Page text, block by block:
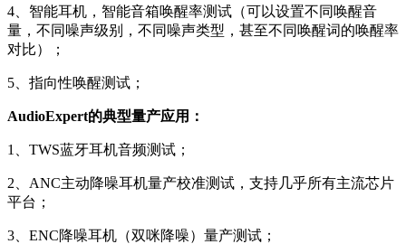
4、智能耳机，智能音箱唤醒率测试（可以设置不同唤醒音
量，不同噪声级别，不同噪声类型，甚至不同唤醒词的唤醒率
对比）；
5、指向性唤醒测试；
AudioExpert的典型量产应用：
1、TWS蓝牙耳机音频测试；
2、ANC主动降噪耳机量产校准测试，支持几乎所有主流芯片
平台；
3、ENC降噪耳机（双咪降噪）量产测试；